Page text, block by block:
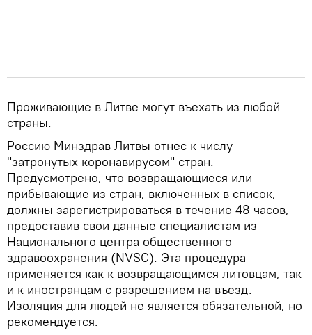
Проживающие в Литве могут въехать из любой
страны.
Россию Минздрав Литвы отнес к числу
"затронутых коронавирусом" стран.
Предусмотрено, что возвращающиеся или
прибывающие из стран, включенных в список,
должны зарегистрироваться в течение 48 часов,
предоставив свои данные специалистам из
Национального центра общественного
здравоохранения (NVSC). Эта процедура
применяется как к возвращающимся литовцам, так
и к иностранцам с разрешением на въезд.
Изоляция для людей не является обязательной, но
рекомендуется.